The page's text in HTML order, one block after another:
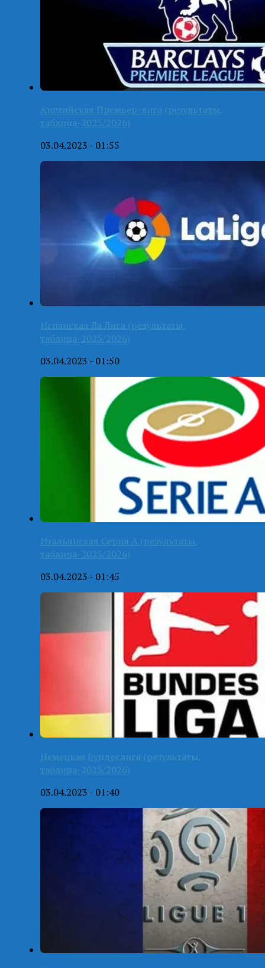
Английская Премьер-лига (результаты,
таблица-2025/2026)
03.04.2023 - 01:55
Испанская Ла Лига (результаты,
таблица-2025/2026)
03.04.2023 - 01:50
Итальянская Серия А (результаты,
таблица-2025/2026)
03.04.2023 - 01:45
Немецкая Бундеслига (результаты,
таблица-2025/2026)
03.04.2023 - 01:40